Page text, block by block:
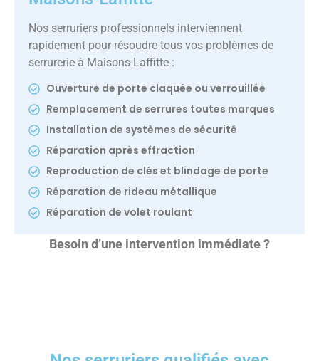
Nos serruriers professionnels interviennent
rapidement pour résoudre tous vos problèmes de
serrurerie à Maisons-Laffitte :
Ouverture de porte claquée ou verrouillée
Remplacement de serrures toutes marques
Installation de systèmes de sécurité
Réparation après effraction
Reproduction de clés et blindage de porte
Réparation de rideau métallique
Réparation de volet roulant
Besoin d’une intervention immédiate ?